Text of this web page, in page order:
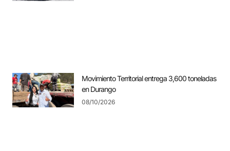
Movimiento Territorial entrega 3,600 toneladas
en Durango
08/10/2026